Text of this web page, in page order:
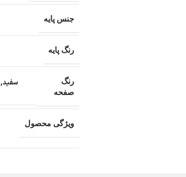
جنس پایه
رنگ پایه
رنگ
صفحه
سفید,
ویژگی محصول